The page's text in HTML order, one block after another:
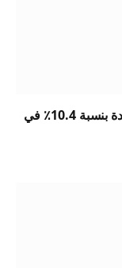
انخفضت مبيعات المنازل في المملكة المتحدة بنسبة 10.4٪ في